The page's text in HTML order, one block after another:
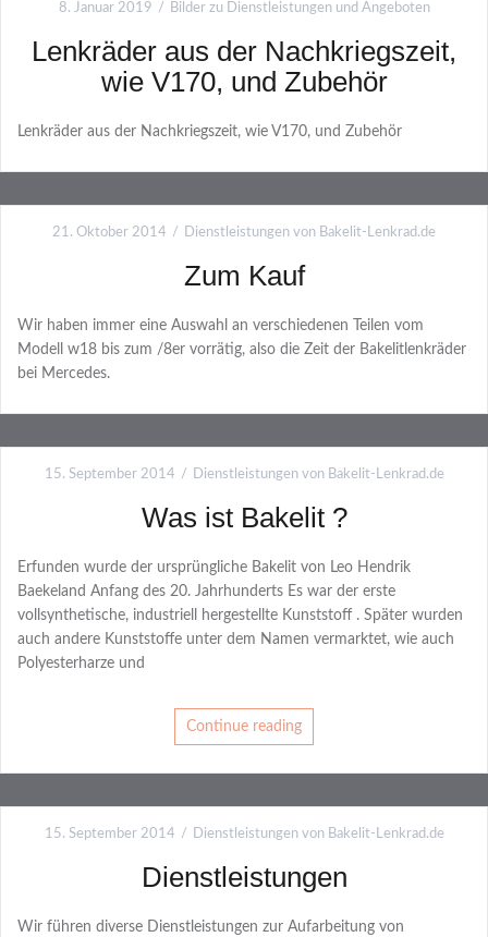
8. Januar 2019 Bilder zu Dienstleistungen und Angeboten
Lenkräder aus der Nachkriegszeit,
wie V170, und Zubehör
Lenkräder aus der Nachkriegszeit, wie V170, und Zubehör
21. Oktober 2014 Dienstleistungen von Bakelit-Lenkrad.de
Zum Kauf
Wir haben immer eine Auswahl an verschiedenen Teilen vom
Modell w18 bis zum /8er vorrätig, also die Zeit der Bakelitlenkräder
bei Mercedes.
15. September 2014 Dienstleistungen von Bakelit-Lenkrad.de
Was ist Bakelit ?
Erfunden wurde der ursprüngliche Bakelit von Leo Hendrik
Baekeland Anfang des 20. Jahrhunderts Es war der erste
vollsynthetische, industriell hergestellte Kunststoff . Später wurden
auch andere Kunststoffe unter dem Namen vermarktet, wie auch
Polyesterharze und
Continue reading
15. September 2014 Dienstleistungen von Bakelit-Lenkrad.de
Dienstleistungen
Wir führen diverse Dienstleistungen zur Aufarbeitung von